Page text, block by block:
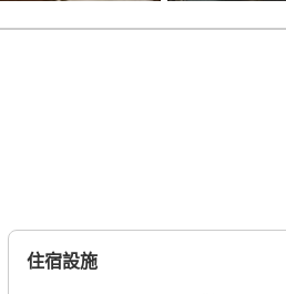
住宿設施